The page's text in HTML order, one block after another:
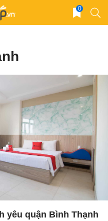
0
yêu quận Bình Thạnh